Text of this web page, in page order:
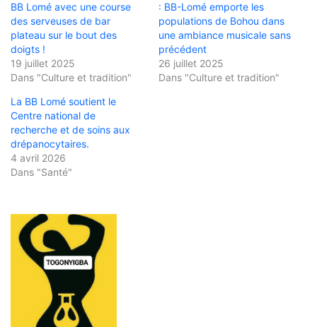
BB Lomé avec une course
des serveuses de bar
plateau sur le bout des
doigts !
19 juillet 2025
Dans "Culture et tradition"
: BB-Lomé emporte les
populations de Bohou dans
une ambiance musicale sans
précédent
26 juillet 2025
Dans "Culture et tradition"
La BB Lomé soutient le
Centre national de
recherche et de soins aux
drépanocytaires.
4 avril 2026
Dans "Santé"